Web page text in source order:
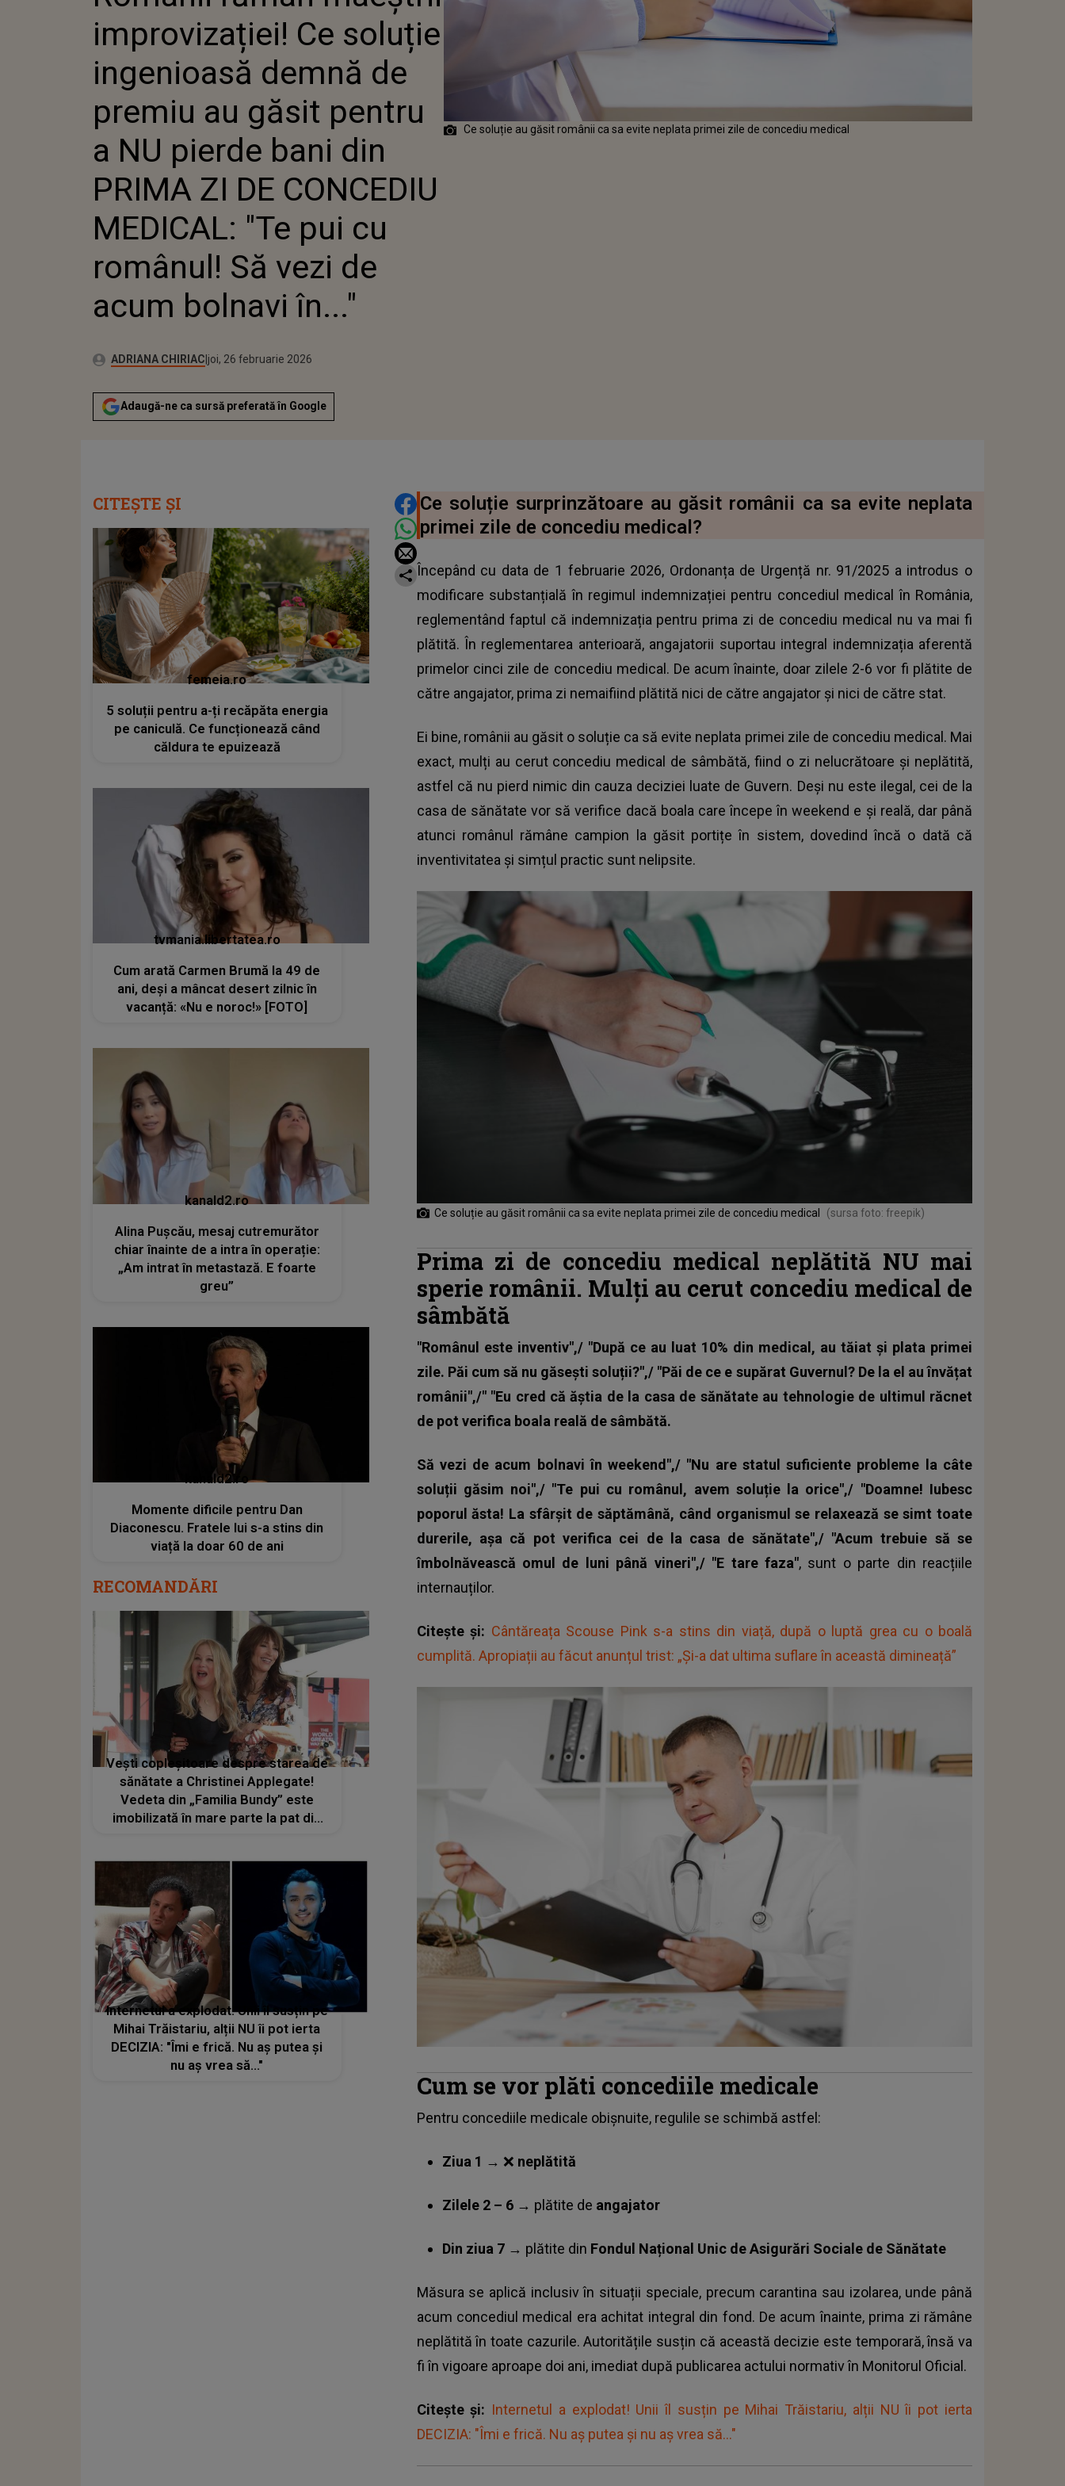
SOLUȚIE INGENIOASĂ
DEMNĂ DE PREMIU AU
GĂSIT PENTRU A NU
PIERDE BANI DIN PRIMA
ZI DE CONCEDIU MEDICAL:
"TE PUI CU ROMÂNUL! SĂ
VEZI DE ACUM BOLNAVI
ÎN..."
improvizației! Ce soluție
ingenioasă demnă de
premiu au găsit pentru
a NU pierde bani din
PRIMA ZI DE CONCEDIU
MEDICAL: "Te pui cu
românul! Să vezi de
acum bolnavi în..."
Autor:ADRIANA CHIRIACPublicat:
joi, 26 februarie 2026
Actualizat:
joi, 26 februarie 2026
Adaugă-ne ca sursă preferată în Google
Ce soluție au găsit românii ca sa evite neplata primei zile de concediu medical
DISTRIBUIE ARTICOLUL
Ce soluție surprinzătoare au găsit românii ca sa evite neplata
primei zile de concediu medical?
Începând cu data de 1 februarie 2026, Ordonanța de Urgență nr. 91/2025 a introdus o
modificare substanțială în regimul indemnizației pentru concediul medical în România,
reglementând faptul că indemnizația pentru prima zi de concediu medical nu va mai fi
plătită. În reglementarea anterioară, angajatorii suportau integral indemnizația aferentă
primelor cinci zile de concediu medical. De acum înainte, doar zilele 2-6 vor fi plătite de
către angajator, prima zi nemaifiind plătită nici de către angajator şi nici de către stat.
Ei bine, românii au găsit o soluție ca să evite neplata primei zile de concediu medical. Mai
exact, mulți au cerut concediu medical de sâmbătă, fiind o zi nelucrătoare şi neplătită,
astfel că nu pierd nimic din cauza deciziei luate de Guvern. Deşi nu este ilegal, cei de la
casa de sănătate vor să verifice dacă boala care începe în weekend e şi reală, dar până
atunci românul rămâne campion la găsit portițe în sistem, dovedind încă o dată că
inventivitatea şi simțul practic sunt nelipsite.
Ce soluție au găsit românii ca sa evite neplata primei zile de concediu medical (sursa foto: freepik)
Prima zi de concediu medical neplătită NU mai
sperie românii. Mulți au cerut concediu medical de
sâmbătă
"Românul este inventiv",/ "După ce au luat 10% din medical, au tăiat şi plata primei
zile. Păi cum să nu găseşti soluții?",/ "Păi de ce e supărat Guvernul? De la el au învățat
românii",/" "Eu cred că ăştia de la casa de sănătate au tehnologie de ultimul răcnet
de pot verifica boala reală de sâmbătă.
Să vezi de acum bolnavi în weekend",/ "Nu are statul suficiente probleme la câte
soluții găsim noi",/ "Te pui cu românul, avem soluție la orice",/ "Doamne! Iubesc
poporul ăsta! La sfârşit de săptămână, când organismul se relaxează se simt toate
durerile, aşa că pot verifica cei de la casa de sănătate",/ "Acum trebuie să se
îmbolnăvească omul de luni până vineri",/ "E tare faza", sunt o parte din reacțiile
internauților.
Citește și: Cântăreața Scouse Pink s-a stins din viață, după o luptă grea cu o boală
cumplită. Apropiații au făcut anunțul trist: „Și-a dat ultima suflare în această dimineață”
Cum se vor plăti concediile medicale
Pentru concediile medicale obișnuite, regulile se schimbă astfel:
Ziua 1 → ❌ neplătită
Zilele 2 – 6 → plătite de angajator
Din ziua 7 → plătite din Fondul Național Unic de Asigurări Sociale de Sănătate
Măsura se aplică inclusiv în situații speciale, precum carantina sau izolarea, unde până
acum concediul medical era achitat integral din fond. De acum înainte, prima zi rămâne
neplătită în toate cazurile. Autoritățile susțin că această decizie este temporară, însă va
fi în vigoare aproape doi ani, imediat după publicarea actului normativ în Monitorul Oficial.
Citește și: Internetul a explodat! Unii îl susțin pe Mihai Trăistariu, alții NU îi pot ierta
DECIZIA: "Îmi e frică. Nu aș putea și nu aș vrea să..."
CITEȘTE ȘI
femeia.ro
5 soluții pentru a-ți recăpăta energia
pe caniculă. Ce funcționează când
căldura te epuizează
tvmania.libertatea.ro
Cum arată Carmen Brumă la 49 de
ani, deși a mâncat desert zilnic în
vacanță: «Nu e noroc!» [FOTO]
kanald2.ro
Alina Pușcău, mesaj cutremurător
chiar înainte de a intra în operație:
„Am intrat în metastază. E foarte
greu”
kanald2.ro
Momente dificile pentru Dan
Diaconescu. Fratele lui s-a stins din
viață la doar 60 de ani
RECOMANDĂRI
Vești copleșitoare despre starea de
sănătate a Christinei Applegate!
Vedeta din „Familia Bundy” este
imobilizată în mare parte la pat din
Internetul a explodat! Unii îl susțin pe
Mihai Trăistariu, alții NU îi pot ierta
DECIZIA: "Îmi e frică. Nu aș putea și
nu aș vrea să..."